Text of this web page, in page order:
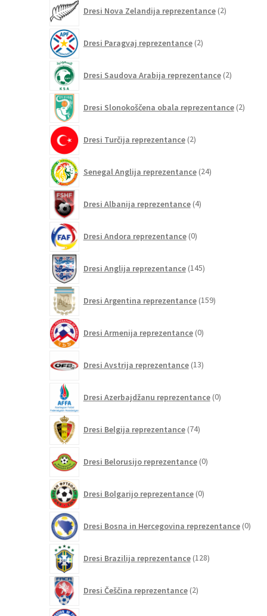
Dresi Nova Zelandija reprezentance 2izdelka
Dresi Paragvaj reprezentance 2izdelka
Dresi Saudova Arabija reprezentance 2izdelka
Dresi Slonokoščena obala reprezentance 2izdelka
Dresi Turčija reprezentance 2izdelka
Senegal Anglija reprezentance 24izdelkov
Dresi Albanija reprezentance 4izdelki
Dresi Andora reprezentance 0izdelkov
Dresi Anglija reprezentance 145izdelkov
Dresi Argentina reprezentance 159izdelkov
Dresi Armenija reprezentance 0izdelkov
Dresi Avstrija reprezentance 13izdelkov
Dresi Azerbajdžanu reprezentance 0izdelkov
Dresi Belgija reprezentance 74izdelkov
Dresi Belorusijo reprezentance 0izdelkov
Dresi Bolgarijo reprezentance 0izdelkov
Dresi Bosna in Hercegovina reprezentance 0
Dresi Brazilija reprezentance 128izdelkov
Dresi Češčina reprezentance 2izdelka